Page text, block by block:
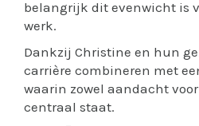
belangrijk dit evenwicht is
werk.
Dankzij Christine en hun
carrière combineren met
waarin zowel aandacht
centraal staat.